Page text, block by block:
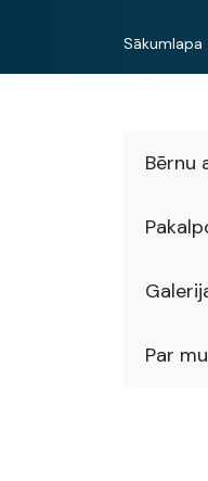
Sākumlapa
Bērnu
Par